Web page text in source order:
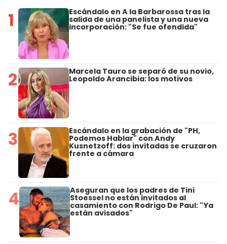
1 Escándalo en A la Barbarossa tras la
salida de una panelista y una nueva
incorporación: "Se fue ofendida"
2 Marcela Tauro se separó de su novio,
Leopoldo Arancibia: los motivos
3 Escándalo en la grabación de "PH,
Podemos Hablar" con Andy
Kusnetzoff: dos invitadas se cruzaron
frente a cámara
4 Aseguran que los padres de Tini
Stoessel no están invitados al
casamiento con Rodrigo De Paul: "Ya
están avisados"